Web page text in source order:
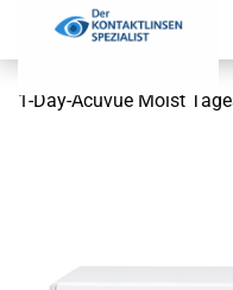
1-Day-Acuvue Moist